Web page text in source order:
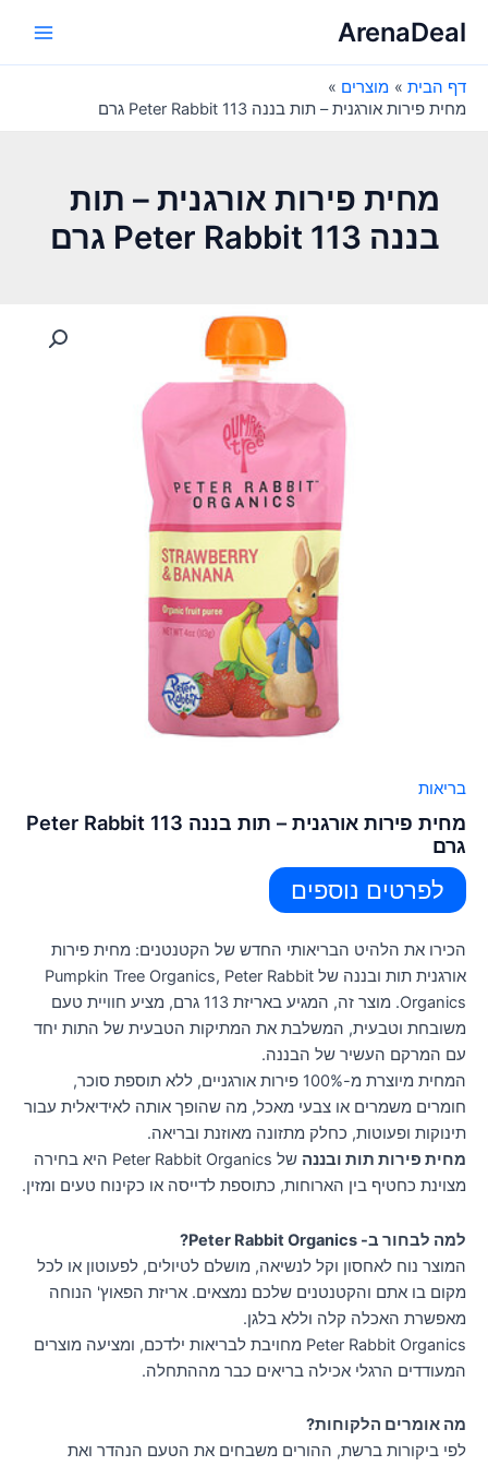
לתוכןArenaDeal
דף הבית
מוצרים
מחית פירות אורגנית – תות בננה Peter Rabbit 113 גרם
מחית פירות אורגנית – תות
בננה Peter Rabbit 113 גרם
בריאות
מחית פירות אורגנית – תות בננה Peter Rabbit 113
גרם
לפרטים נוספים
הכירו את הלהיט הבריאותי החדש של הקטנטנים: מחית פירות
אורגנית תות ובננה של Pumpkin Tree Organics, Peter Rabbit
Organics. מוצר זה, המגיע באריזת 113 גרם, מציע חוויית טעם
משובחת וטבעית, המשלבת את המתיקות הטבעית של התות יחד
עם המרקם העשיר של הבננה.
המחית מיוצרת מ-100% פירות אורגניים, ללא תוספת סוכר,
חומרים משמרים או צבעי מאכל, מה שהופך אותה לאידיאלית עבור
תינוקות ופעוטות, כחלק מתזונה מאוזנת ובריאה.
מחית פירות תות ובננה
של Peter Rabbit Organics היא בחירה
מצוינת כחטיף בין הארוחות, כתוספת לדייסה או כקינוח טעים ומזין.
למה לבחור ב- Peter Rabbit Organics?
המוצר נוח לאחסון וקל לנשיאה, מושלם לטיולים, לפעוטון או לכל
מקום בו אתם והקטנטנים שלכם נמצאים. אריזת הפאוץ' הנוחה
מאפשרת האכלה קלה וללא בלגן.
Peter Rabbit Organics מחויבת לבריאות ילדכם, ומציעה מוצרים
המעודדים הרגלי אכילה בריאים כבר מההתחלה.
מה אומרים הלקוחות?
לפי ביקורות ברשת, ההורים משבחים את הטעם הנהדר ואת